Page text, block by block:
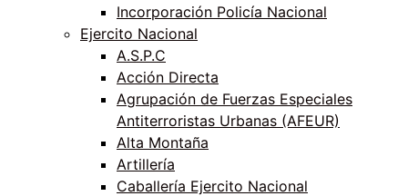
Incorporación Policía Nacional
Ejercito Nacional
A.S.P.C
Acción Directa
Agrupación de Fuerzas Especiales
Antiterroristas Urbanas (AFEUR)
Alta Montaña
Artillería
Caballería Ejercito Nacional